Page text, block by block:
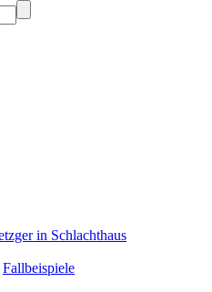
Fallbeispiele